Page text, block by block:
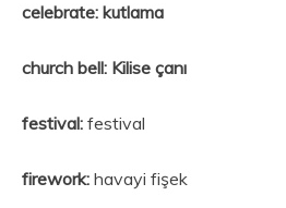
celebrate: kutlama
church bell: Kilise çanı
festival: festival
firework: havayi fişek